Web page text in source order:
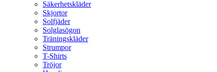
Säkerhetskläder
Skjortor
Solfjäder
Solglasögon
Träningskläder
Strumpor
T-Shirts
Tröjor